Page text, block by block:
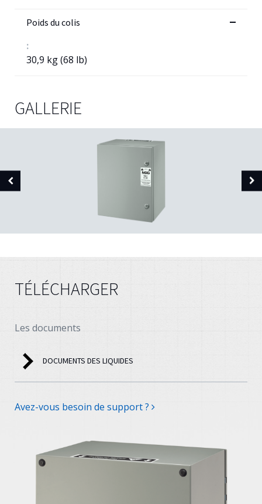
Poids du colis
:
30,9 kg (68 lb)
GALLERIE
TÉLÉCHARGER
Les documents
DOCUMENTS DES LIQUIDES
Avez-vous besoin de support ?